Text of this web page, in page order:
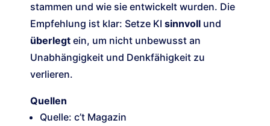
stammen und wie sie entwickelt wurden. Die
Empfehlung ist klar: Setze KI sinnvoll und
überlegt ein, um nicht unbewusst an
Unabhängigkeit und Denkfähigkeit zu
verlieren.
Quellen
Quelle: c’t Magazin